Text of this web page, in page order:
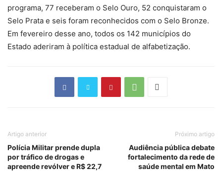
programa, 77 receberam o Selo Ouro, 52 conquistaram o
Selo Prata e seis foram reconhecidos com o Selo Bronze.
Em fevereiro desse ano, todos os 142 municípios do
Estado aderiram à política estadual de alfabetização.
Artigo anterior
Polícia Militar prende dupla
por tráfico de drogas e
apreende revólver e R$ 22,7
Próximo artigo
Audiência pública debate
fortalecimento da rede de
saúde mental em Mato